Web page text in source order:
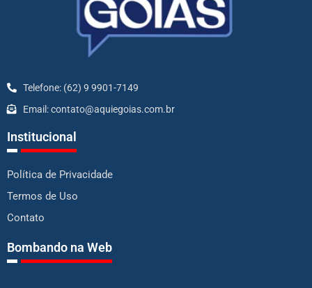
Telefone: (62) 9 9901-7149
Email: contato@aquiegoias.com.br
Institucional
Política de Privacidade
Termos de Uso
Contato
Bombando na Web